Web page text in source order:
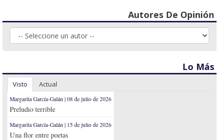
Autores De Opinión
Lo Más
Visto Actual
Margarita García-Galán | 08 de julio de 2026
Preludio terrible
Margarita García-Galán | 15 de julio de 2026
Una flor entre poetas